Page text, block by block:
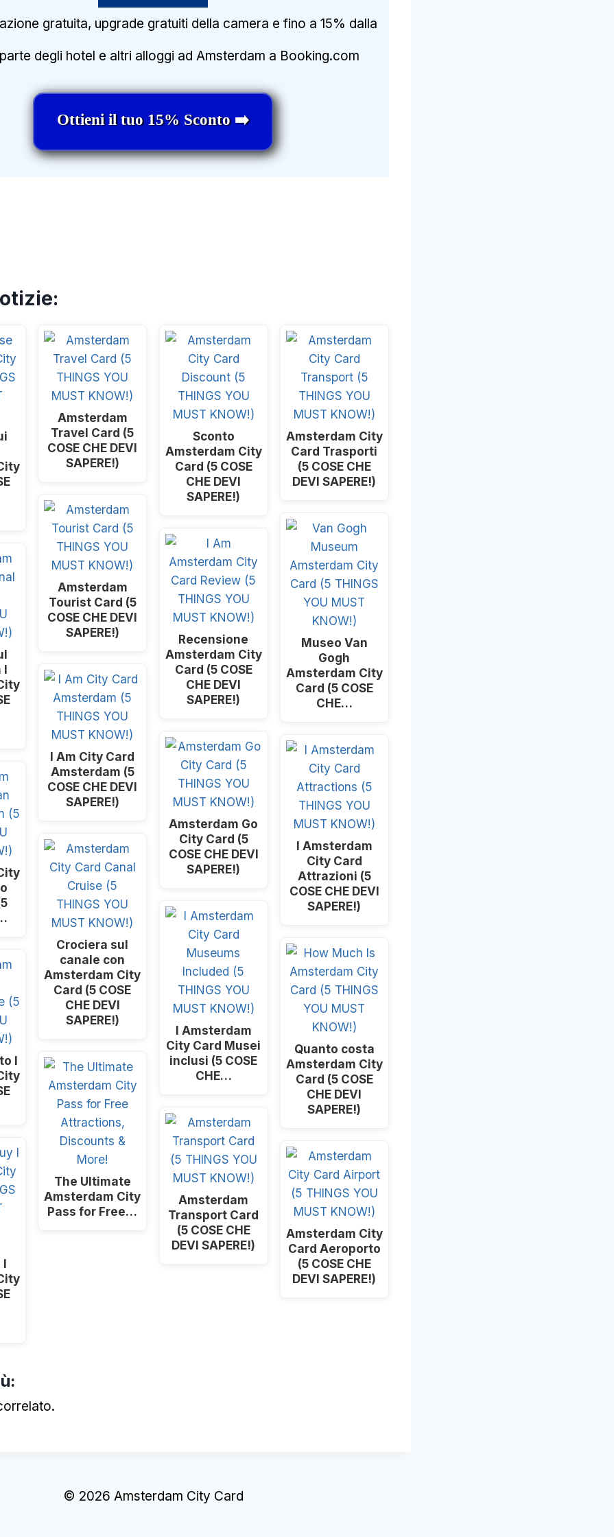
gratuita, upgrade gratuiti della camera e fino a 15% dalla
degli hotel e altri alloggi ad Amsterdam a Booking.com
Ottieni il tuo 15% Sconto ➡️
I
I
I
Amsterdam
Travel Card (5
COSE CHE DEVI
SAPERE!)
Amsterdam
Tourist Card (5
COSE CHE DEVI
SAPERE!)
I Am City Card
Amsterdam (5
COSE CHE DEVI
SAPERE!)
Crociera sul
canale con
Amsterdam City
Card (5 COSE
CHE DEVI
SAPERE!)
The Ultimate
Amsterdam City
Pass for Free…
Sconto
Amsterdam City
Card (5 COSE
CHE DEVI
SAPERE!)
Recensione
Amsterdam City
Card (5 COSE
CHE DEVI
SAPERE!)
Amsterdam Go
City Card (5
COSE CHE DEVI
SAPERE!)
I Amsterdam
City Card Musei
inclusi (5 COSE
CHE…
Amsterdam
Transport Card
(5 COSE CHE
DEVI SAPERE!)
Amsterdam City
Card Trasporti
(5 COSE CHE
DEVI SAPERE!)
Museo Van
Gogh
Amsterdam City
Card (5 COSE
CHE…
I Amsterdam
City Card
Attrazioni (5
COSE CHE DEVI
SAPERE!)
Quanto costa
Amsterdam City
Card (5 COSE
CHE DEVI
SAPERE!)
Amsterdam City
Card Aeroporto
(5 COSE CHE
DEVI SAPERE!)
© 2026 Amsterdam City Card